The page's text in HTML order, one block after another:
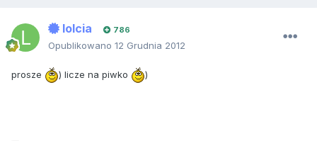
lolcia 786
Opublikowano 12 Grudnia 2012
prosze ) licze na piwko )